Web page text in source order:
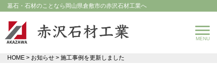
墓石・石材のことなら岡山県倉敷市の赤沢石材工業へ
HOME > お知らせ > 施工事例を更新しました